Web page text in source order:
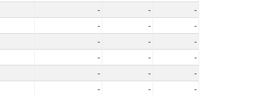
- -
-
- -
-
- -
-
- -
-
- -
-
- -
-